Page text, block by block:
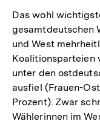
Das wohl
gesamtdeutschen
und West
Koalitionsparteien
unter den
ausfiel (Frauen-
Prozent). Zwar
Wählerinnen im